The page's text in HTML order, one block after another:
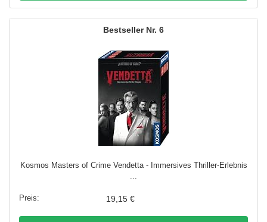
6
Kosmos Masters of Crime Vendetta - Immersives Thriller-Erlebnis
19,15 €